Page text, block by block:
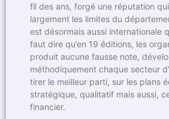
fil des ans, forgé une réputation
largement les limites du
est désormais aussi internationale
faut dire qu’en 19 éditions, les
produit aucune fausse note,
méthodiquement chaque secteur
tirer le meilleur parti, sur les plans
stratégique, qualitatif mais aussi,
financier.